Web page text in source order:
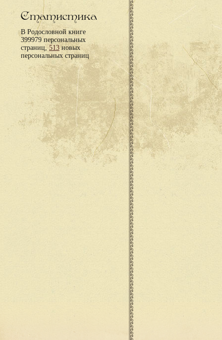
Статистика
В Родословной книге
399979 персональных
страниц,513новых
персональных страниц